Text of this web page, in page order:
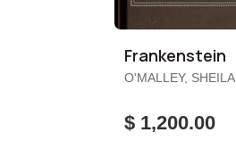
Frankenstein
O'MALLEY, SHEILA /
$ 1,200.00